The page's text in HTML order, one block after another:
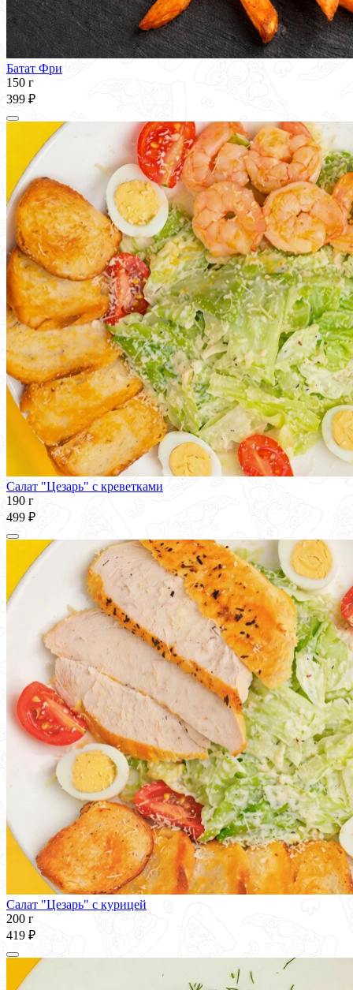
Батат Фри
150 г
399 ₽
Салат "Цезарь" с креветками
190 г
499 ₽
Салат "Цезарь" с курицей
200 г
419 ₽